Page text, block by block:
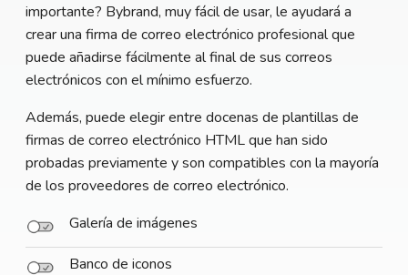
importante? Bybrand, muy fácil de usar, le ayudará a
crear una firma de correo electrónico profesional que
puede añadirse fácilmente al final de sus correos
electrónicos con el mínimo esfuerzo.
Además, puede elegir entre docenas de plantillas de
firmas de correo electrónico HTML que han sido
probadas previamente y son compatibles con la mayoría
de los proveedores de correo electrónico.
Galería de imágenes
Banco de iconos